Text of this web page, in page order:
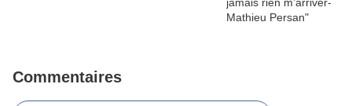
Commentaires